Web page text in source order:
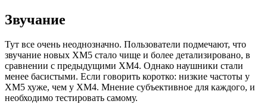
Звучание
Тут все очень неоднозначно. Пользователи подмечают, что
звучание новых XM5 стало чище и более детализировано, в
сравнении с предыдущими XM4. Однако наушники стали
менее басистыми. Если говорить коротко: низкие частоты у
XM5 хуже, чем у XM4. Мнение субъективное для каждого, и
необходимо тестировать самому.